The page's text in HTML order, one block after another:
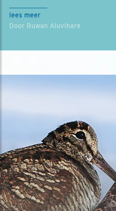
lees meer
Door Ruwan Aluvihare